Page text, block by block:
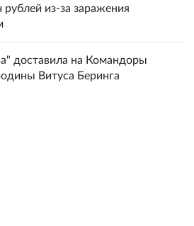
рублей из-за заражения
доставила на Командоры
Витуса Беринга